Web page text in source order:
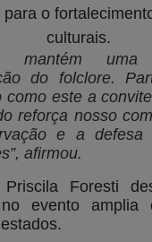
o
culturais.
mantém
do folclore.
como este a
reforça nosso
e a defesa
afirmou.
Priscila Foresti
no evento amplia